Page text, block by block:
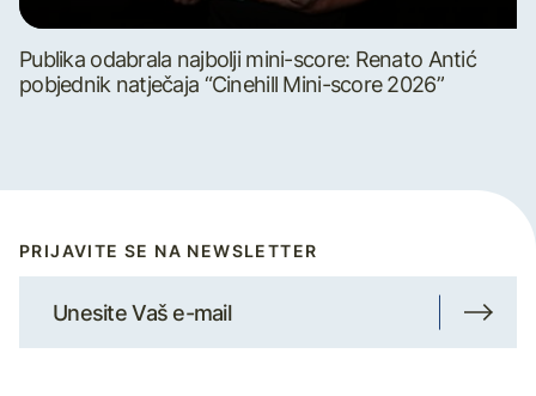
Publika odabrala najbolji mini-score: Renato Antić
pobjednik natječaja “Cinehill Mini-score 2026”
PRIJAVITE SE NA NEWSLETTER